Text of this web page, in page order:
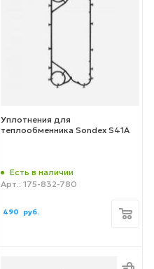
Уплотнения для
теплообменника Sondex S41A
Есть в наличии
Арт.: 175-832-780
490 руб.